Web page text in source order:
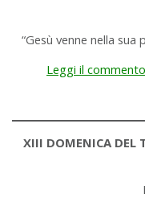
“Gesù venne nella
Leggi il
XIII DOMENICA DEL